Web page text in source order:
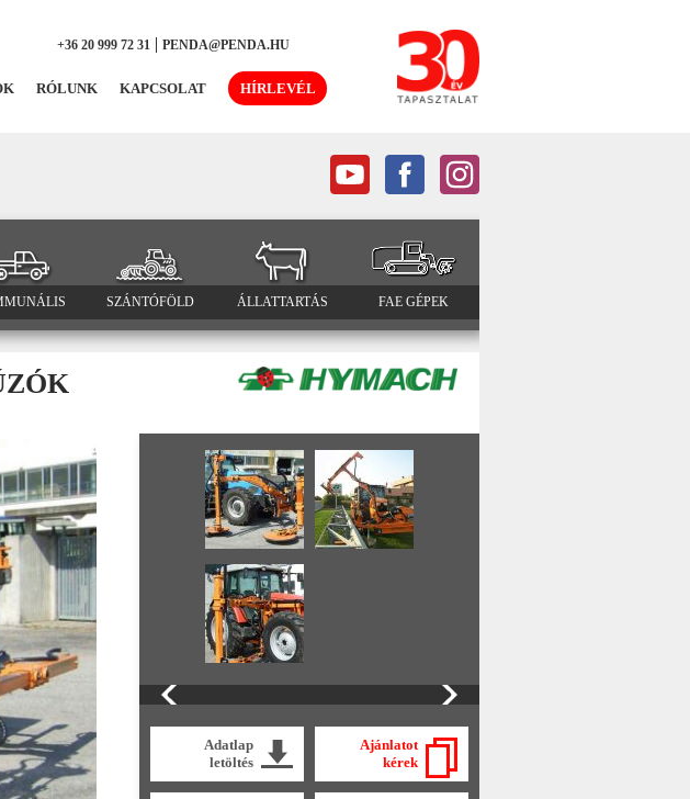
+36 20 999 72 31 |PENDA@PENDA.HU
RÓLUNK KAPCSOLAT HÍRLEVÉL
SZÁNTÓFÖLD ÁLLATTARTÁS FAE GÉPEK
Adatlap
letöltés
Ajánlatot
kérek